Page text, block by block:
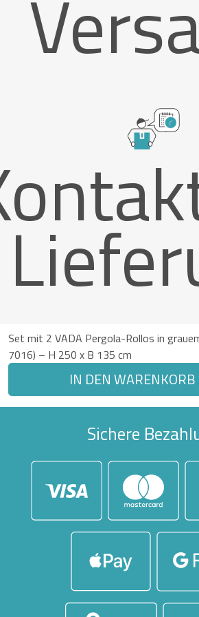
Set mit 2 VADA Pergola-Rollos in
7016) – H 250 x B 135 cm
IN DEN WARENKORB
Sichere